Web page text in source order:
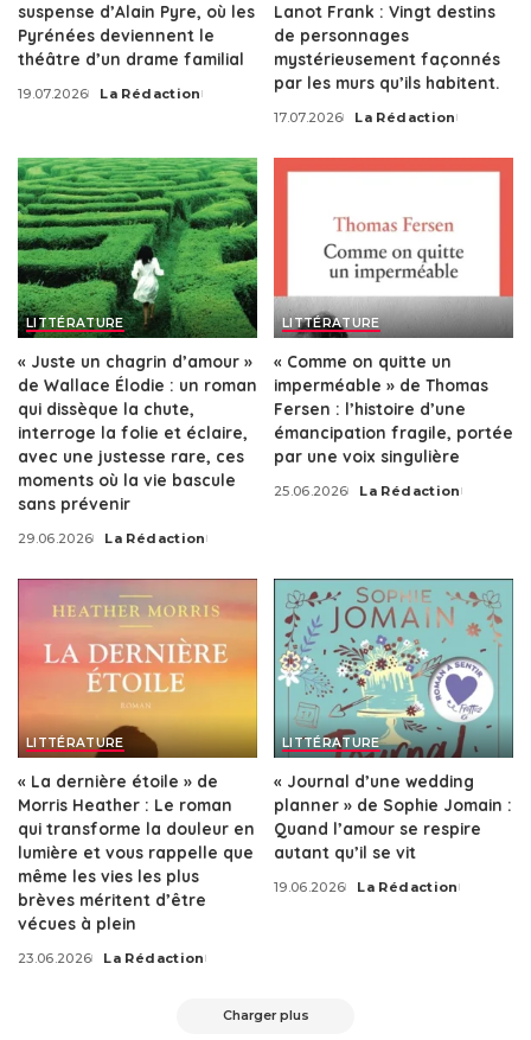
suspense d’Alain Pyre, où les
Pyrénées deviennent le
théâtre d’un drame familial
19.07.2026
Posted
La Rédaction
Lanot Frank : Vingt destins
de personnages
mystérieusement façonnés
par les murs qu’ils habitent.
17.07.2026
Posted
La Rédaction
LITTÉRATURE
« Juste un chagrin d’amour »
de Wallace Élodie : un roman
qui dissèque la chute,
interroge la folie et éclaire,
avec une justesse rare, ces
moments où la vie bascule
sans prévenir
29.06.2026
Posted
La Rédaction
LITTÉRATURE
« Comme on quitte un
imperméable » de Thomas
Fersen : l’histoire d’une
émancipation fragile, portée
par une voix singulière
25.06.2026
Posted
La Rédaction
LITTÉRATURE
« La dernière étoile » de
Morris Heather : Le roman
qui transforme la douleur en
lumière et vous rappelle que
même les vies les plus
brèves méritent d’être
vécues à plein
23.06.2026
Posted
La Rédaction
LITTÉRATURE
« Journal d’une wedding
planner » de Sophie Jomain :
Quand l’amour se respire
autant qu’il se vit
19.06.2026
Posted
La Rédaction
Charger plus